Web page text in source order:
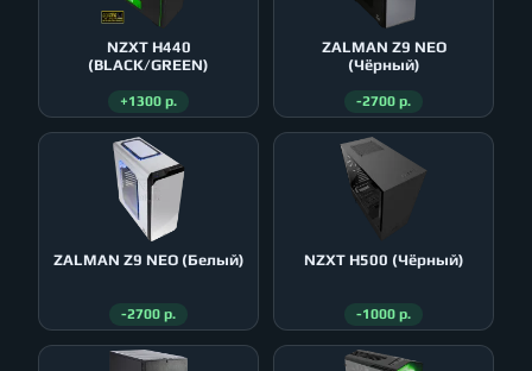
NZXT H440
(BLACK/GREEN)
+1300 р.
ZALMAN Z9 NEO
(Чёрный)
-2700 р.
ZALMAN Z9 NEO (Белый)
-2700 р.
NZXT H500 (Чёрный)
-1000 р.